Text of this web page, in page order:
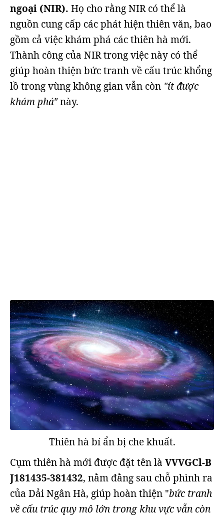
ngoại (NIR). Họ cho rằng NIR có thể là
nguồn cung cấp các phát hiện thiên văn, bao
gồm cả việc khám phá các thiên hà mới.
Thành công của NIR trong việc này có thể
giúp hoàn thiện bức tranh về cấu trúc khổng
lồ trong vùng không gian vẫn còn "ít được
khám phá"này.
Thiên hà bí ẩn bị che khuất.
Cụm thiên hà mới được đặt tên là VVVGCl-B
J181435-381432, nằm đằng sau chỗ phình ra
của Dải Ngân Hà, giúp hoàn thiện "bức tranh
về cấu trúc quy mô lớn trong khu vực vẫn còn